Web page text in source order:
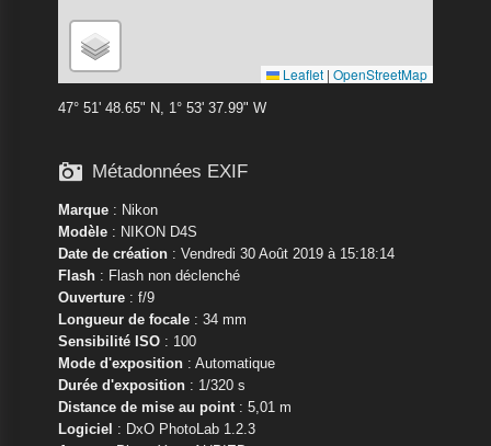
Leaflet | OpenStreetMap
47° 51' 48.65" N, 1° 53' 37.99" W
 Métadonnées EXIF
Marque: Nikon
Modèle: NIKON D4S
Date de création: Vendredi 30 Août 2019 à 15:18:14
Flash: Flash non déclenché
Ouverture: f/9
Longueur de focale: 34 mm
Sensibilité ISO: 100
Mode d'exposition: Automatique
Durée d'exposition: 1/320 s
Distance de mise au point: 5,01 m
Logiciel : DxO PhotoLab 1.2.3